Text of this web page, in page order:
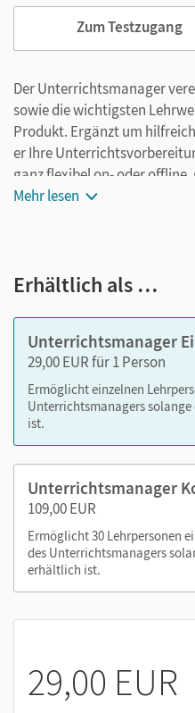
Zum Testzugang
Der Unterrichtsmanager
sowie die wichtigsten
Produkt. Ergänzt um
er Ihre
ganz flexibel on- oder
Unterrichtsmanager enthält:
Arbeitsblätter als PDF
Kopiervorlagen
editierbare
editierbare
Nutzen Sie den
oder über die Cornelsen
Mehr lesen
Erhältlich als …
Unterrichtsmanager
29,00 EUR für 1 Person
Ermöglicht einzelnen
Unterrichtsmanagers
ist.
Unterrichtsmanager
109,00 EUR
Ermöglicht 30 Lehrpersonen
des Unterrichtsmanagers
erhältlich ist.
29,00 EUR